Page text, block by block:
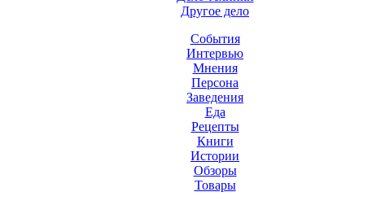
Другое дело
События
Интервью
Мнения
Персона
Заведения
Еда
Рецепты
Книги
Истории
Обзоры
Товары